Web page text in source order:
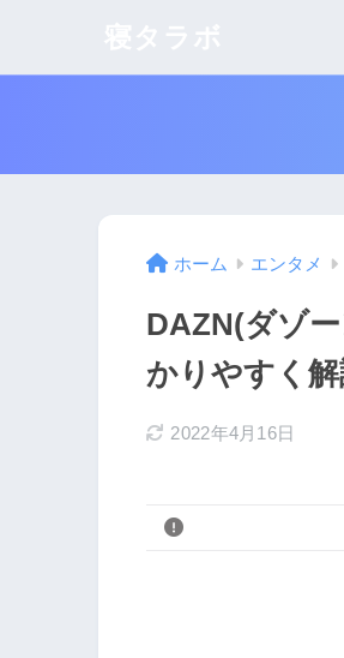
ホーム エンタメ
DAZN(ダゾ
かりやすく
2022年4月16日